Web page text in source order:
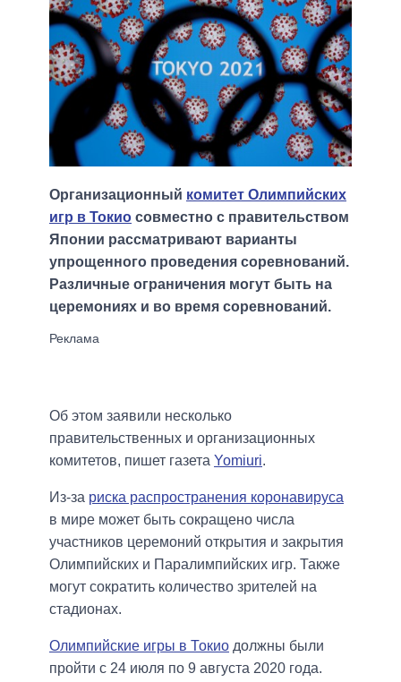
Организационный комитет Олимпийских
игр в Токио совместно с правительством
Японии рассматривают варианты
упрощенного проведения соревнований.
Различные ограничения могут быть на
церемониях и во время соревнований.
Об этом заявили несколько
правительственных и организационных
комитетов, пишет газета Yomiuri.
Из-за риска распространения коронавируса
в мире может быть сокращено числа
участников церемоний открытия и закрытия
Олимпийских и Паралимпийских игр. Также
могут сократить количество зрителей на
стадионах.
Олимпийские игры в Токио должны были
пройти с 24 июля по 9 августа 2020 года.